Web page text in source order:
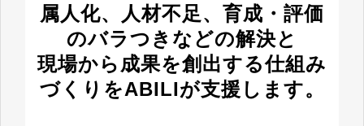
属人化、人材不足、育成・評価
のバラつきなどの解決と
現場から成果を創出する仕組み
づくりをABILIが支援します。